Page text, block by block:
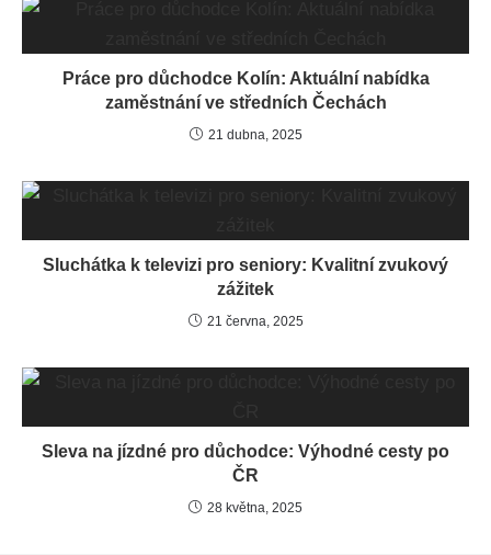
Práce pro důchodce Kolín: Aktuální nabídka
zaměstnání ve středních Čechách
21 dubna, 2025
Sluchátka k televizi pro seniory: Kvalitní zvukový
zážitek
21 června, 2025
Sleva na jízdné pro důchodce: Výhodné cesty po
ČR
28 května, 2025